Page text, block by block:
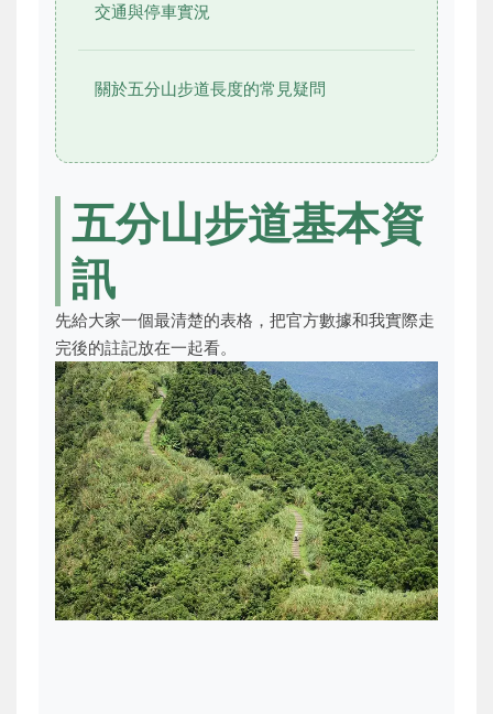
交通與停車實況
關於五分山步道長度的常見疑問
五分山步道基本資
訊
先給大家一個最清楚的表格，把官方數據和我實際走
完後的註記放在一起看。